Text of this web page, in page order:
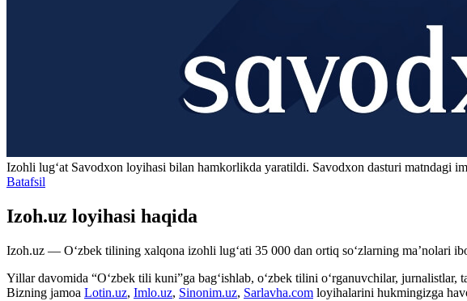
Izohli lugʻat Savodxon loyihasi bilan hamkorlikda yaratildi. Savodxon dasturi matndagi
Batafsil
Izoh.uz loyihasi haqida
Izoh.uz — O‘zbek tilining xalqona izohli lug‘ati 35 000 dan ortiq so‘zlarning ma’nolari
Yillar davomida “O‘zbek tili kuni”ga bag‘ishlab, o‘zbek tilini o‘rganuvchilar,
Bizning jamoa Lotin.uz, Imlo.uz, Sinonim.uz, Sarlavha.com loyihalarini hukmingizga